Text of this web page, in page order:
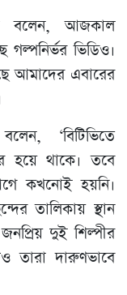
বলেন, আজকাল
গল্পনির্ভর ভিডিও।
আমাদের এবারের
‘বিটিভিতে
হয়ে থাকে। তবে
কখনোই হয়নি।
তালিকায় স্থান
দুই শিল্পীর
তারা দারুণভাবে